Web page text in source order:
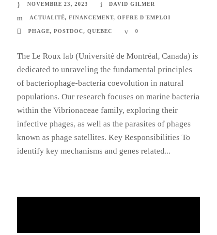
NOVEMBRE 23, 2023 DAVID GILMER
ACTUALITÉ, FINANCEMENT, OFFRE D'EMPLOI
PHAGE, POSTDOC, QUEBEC 0
The Le Roux lab (Université de Montréal, Canada) is
dedicated to unraveling the fundamental principles
of bacteriophage-bacteria coevolution in natural
populations. Our research focuses on marine bacteria
within the Vibrionaceae family, exploring their
infective phages, as well as the parasites of phages
known as phage satellites. Key Responsibilities To
identify key mechanisms and genes related...